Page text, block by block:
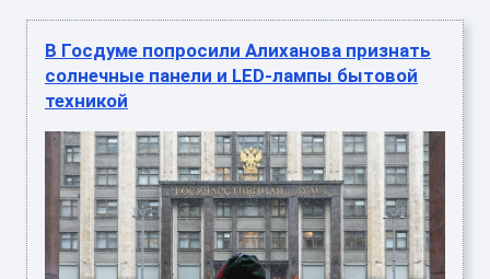
В Госдуме попросили Алиханова признать
солнечные панели и LED-лампы бытовой
техникой